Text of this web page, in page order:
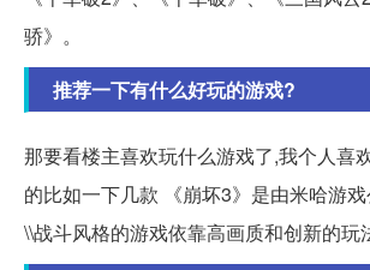
骄》。
推荐一下有什么好玩的游戏?
那要看楼主喜欢玩什么游戏了,我个人喜
的比如一下几款 《崩坏3》是由米哈游
\\战斗风格的游戏依靠高画质和创新的玩